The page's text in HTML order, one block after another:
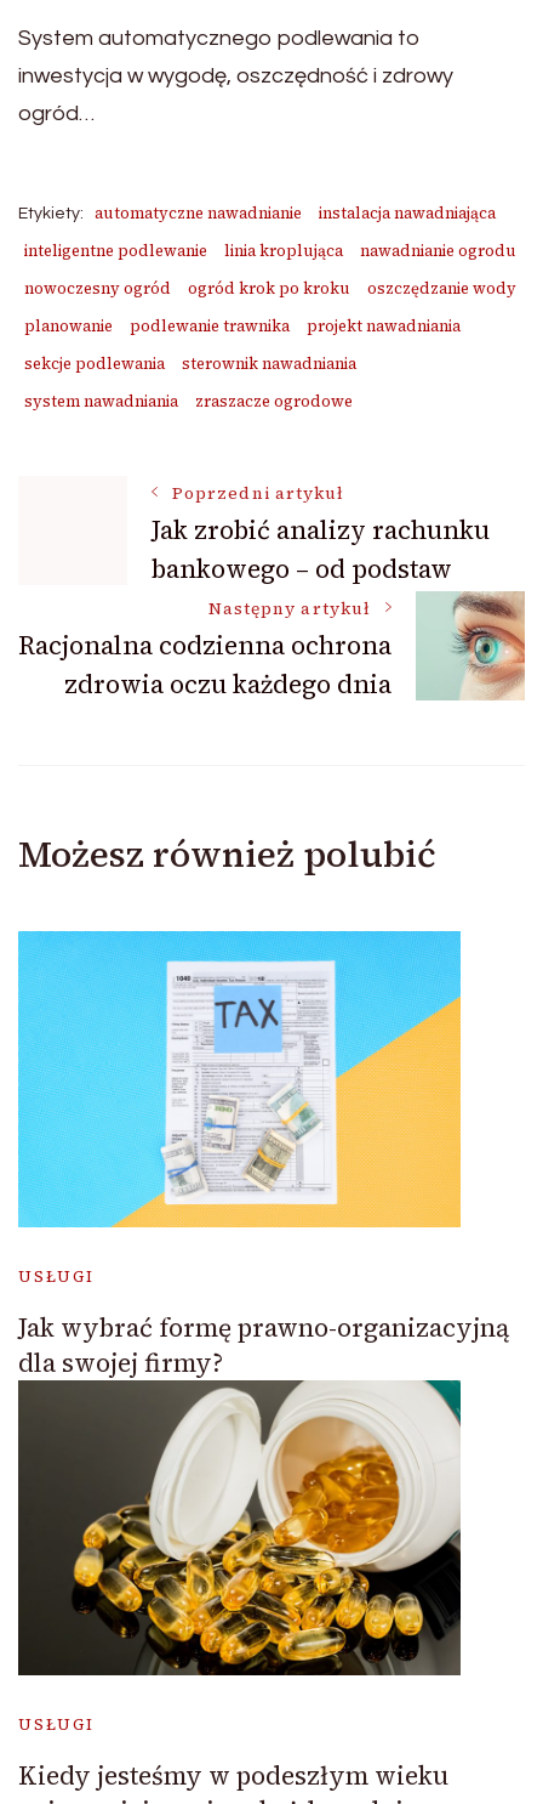
System automatycznego podlewania to
inwestycja w wygodę, oszczędność i zdrowy
ogród…
Etykiety: automatyczne nawadnianie
instalacja nawadniająca
inteligentne podlewanie
linia kroplująca
nawadnianie ogrodu
nowoczesny ogród
ogród krok po kroku
oszczędzanie wody
planowanie
podlewanie trawnika
projekt nawadniania
sekcje podlewania
sterownik nawadniania
system nawadniania
zraszacze ogrodowe
Nawigacja
wpisu
Poprzedni artykuł
Jak zrobić analizy rachunku
bankowego – od podstaw
Następny artykuł
Racjonalna codzienna ochrona
zdrowia oczu każdego dnia
Możesz również polubić
USŁUGI
Jak wybrać formę prawno-organizacyjną
dla swojej firmy?
USŁUGI
Kiedy jesteśmy w podeszłym wieku